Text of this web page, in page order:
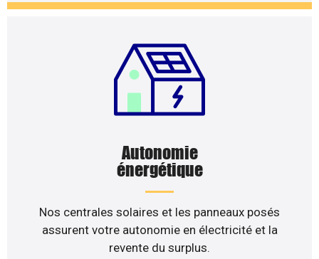
Autonomie
énergétique
Nos centrales solaires et les panneaux posés
assurent votre autonomie en électricité et la
revente du surplus.